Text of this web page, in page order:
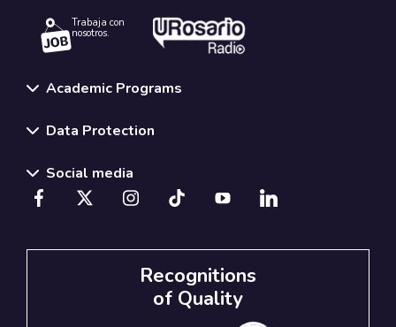
Trabaja con
nosotros.
Academic Programs
Data Protection
Social media
Recognitions
of Quality